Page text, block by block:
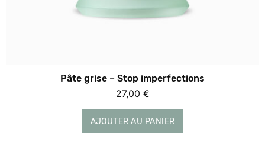
Pâte grise – Stop imperfections
27,00 €
AJOUTER AU PANIER